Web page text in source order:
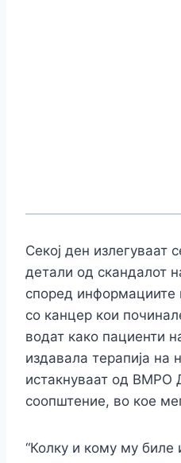
Секој ден излегуваат
детали од скандалот
според информациите
со канцер кои
водат како пациенти
издавала терапија на
истакнуваат од
соопштение, во кое
“Колку и кому му биле